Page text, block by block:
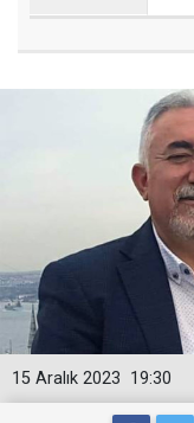
19:30
15 Aralık 2023